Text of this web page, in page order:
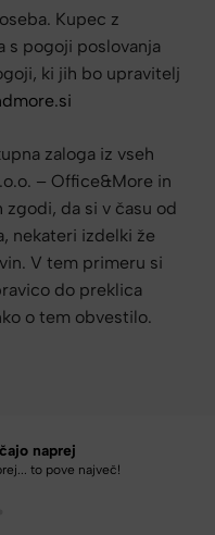
Kupec z
s pogoji poslovanja
ki jih bo upravitelj
zaloga iz vseh
– Office&More in
zgodi, da si v času od
nekateri izdelki že
V tem primeru si
do preklica
o tem obvestilo.
naprej
to pove največ!